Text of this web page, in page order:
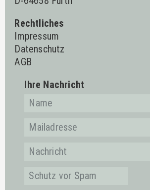
Rechtliches
Impressum
Datenschutz
AGB
Ihre Nachricht